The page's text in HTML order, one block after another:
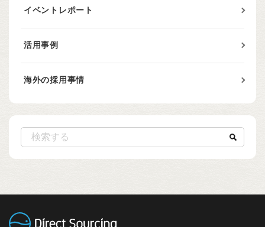
イベントレポート
活用事例
海外の採用事情